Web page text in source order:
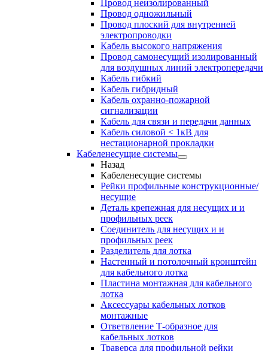
Провод неизолированный
Провод одножильный
Провод плоский для внутренней
электропроводки
Кабель высокого напряжения
Провод самонесущий изолированный
для воздушных линий электропередачи
Кабель гибкий
Кабель гибридный
Кабель охранно-пожарной
сигнализации
Кабель для связи и передачи данных
Кабель силовой < 1кВ для
нестационарной прокладки
Кабеленесущие системы
Назад
Кабеленесущие системы
Рейки профильные конструкционные/
несущие
Деталь крепежная для несущих и и
профильных реек
Соединитель для несущих и и
профильных реек
Разделитель для лотка
Настенный и потолочный кронштейн
для кабельного лотка
Пластина монтажная для кабельного
лотка
Аксессуары кабельных лотков
монтажные
Ответвление Т-образное для
кабельных лотков
Траверса для профильной рейки